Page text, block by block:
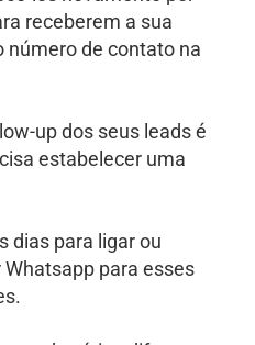
receberem a sua
número de contato na
up dos seus leads é
estabelecer uma
dias para ligar ou
para esses